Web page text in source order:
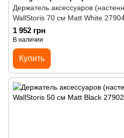
Держатель аксессуаров
WallStoris 70 см Matt White
1 952 грн
В наличии
Купить